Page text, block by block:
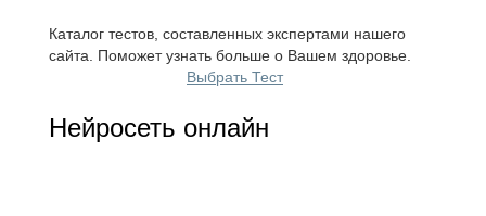
Каталог тестов, составленных экспертами нашего
сайта. Поможет узнать больше о Вашем здоровье.
Выбрать Тест
Нейросеть онлайн